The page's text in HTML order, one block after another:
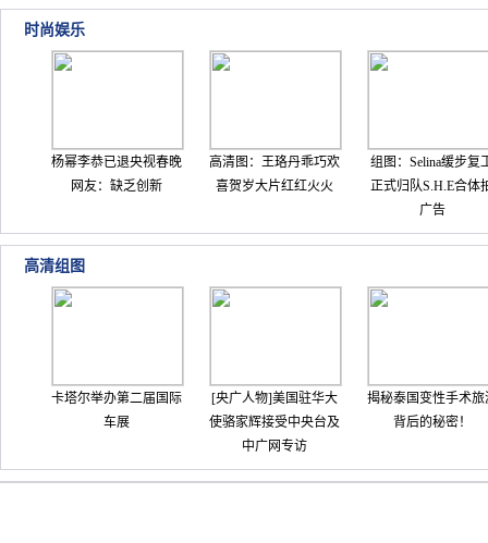
时尚娱乐
杨幂李恭已退央视春晚
网友：缺乏创新
高清图：王珞丹乖巧欢
喜贺岁大片红红火火
组图：Selina缓步复
正式归队S.H.E合体
广告
高清组图
卡塔尔举办第二届国际
车展
[央广人物]美国驻华大
使骆家辉接受中央台及
中广网专访
揭秘泰国变性手术旅
背后的秘密！